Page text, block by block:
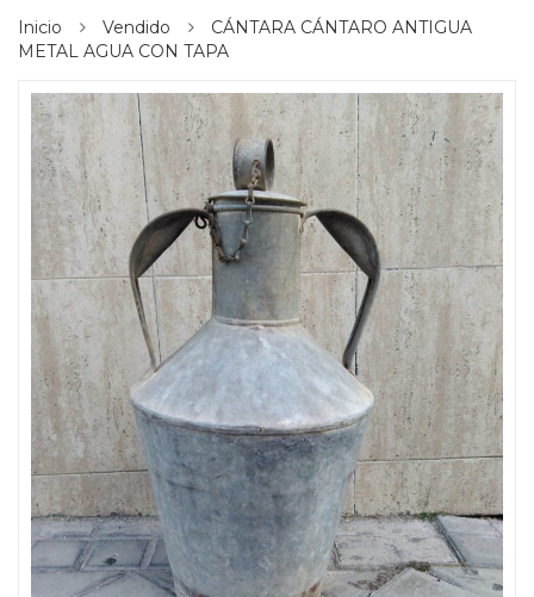
Inicio Vendido
CÁNTARA CÁNTARO ANTIGUA
METAL AGUA CON TAPA